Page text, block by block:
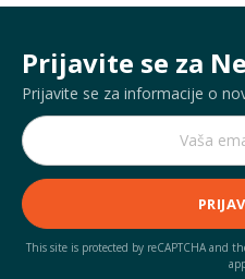
Prijavite se za
Prijavite se za informacije o
This site is protected by reCAPTCHA and